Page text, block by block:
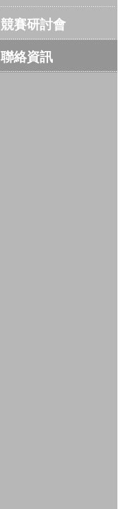
競賽研討會
聯絡資訊